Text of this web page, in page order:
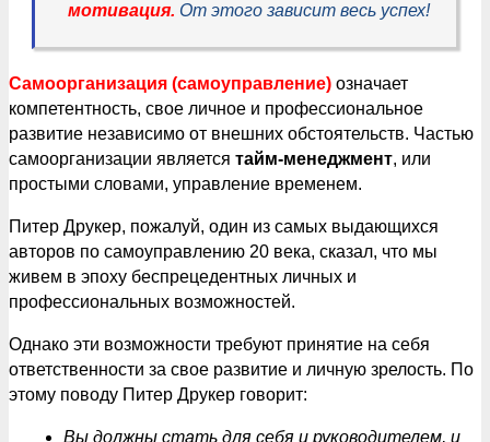
мотивация. От этого зависит весь успех!
Самоорганизация (самоуправление) означает
компетентность, свое личное и профессиональное
развитие независимо от внешних обстоятельств. Частью
самоорганизации является тайм-менеджмент, или
простыми словами, управление временем.
Питер Друкер, пожалуй, один из самых выдающихся
авторов по самоуправлению 20 века, сказал, что мы
живем в эпоху беспрецедентных личных и
профессиональных возможностей.
Однако эти возможности требуют принятие на себя
ответственности за свое развитие и личную зрелость. По
этому поводу Питер Друкер говорит:
Вы должны стать для себя и руководителем, и